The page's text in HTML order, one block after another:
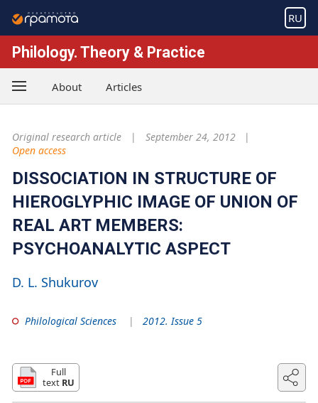
RU
Philology. Theory & Practice
About Articles
Original research article
September 24, 2012
Open access
DISSOCIATION IN STRUCTURE OF
HIEROGLYPHIC IMAGE OF UNION OF
REAL ART MEMBERS:
PSYCHOANALYTIC ASPECT
D. L. Shukurov
Philological Sciences 2012. Issue 5
Full
text RU